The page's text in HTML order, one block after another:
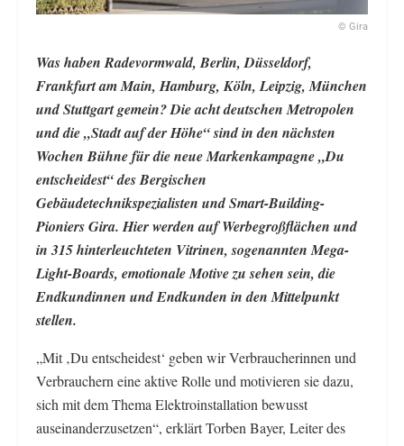
© Gira
Was haben Radevormwald, Berlin, Düsseldorf,
Frankfurt am Main, Hamburg, Köln, Leipzig, München
und Stuttgart gemein? Die acht deutschen Metropolen
und die „Stadt auf der Höhe“ sind in den nächsten
Wochen Bühne für die neue Markenkampagne „Du
entscheidest“ des Bergischen
Gebäudetechnikspezialisten und Smart-Building-
Pioniers Gira. Hier werden auf Werbegroßflächen und
in 315 hinterleuchteten Vitrinen, sogenannten Mega-
Light-Boards, emotionale Motive zu sehen sein, die
Endkundinnen und Endkunden in den Mittelpunkt
stellen.
„Mit ‚Du entscheidest‘ geben wir Verbraucherinnen und
Verbrauchern eine aktive Rolle und motivieren sie dazu,
sich mit dem Thema Elektroinstallation bewusst
auseinanderzusetzen“, erklärt Torben Bayer, Leiter des